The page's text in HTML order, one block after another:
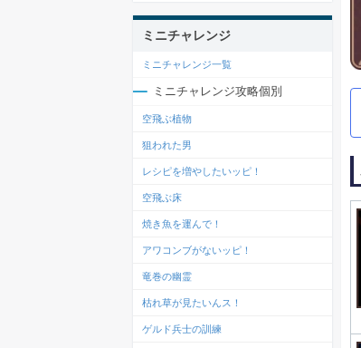
ミニチャレンジ
ミニチャレンジ一覧
ミニチャレンジ攻略個別
空飛ぶ植物
狙われた男
レシピを増やしたいッピ！
空飛ぶ床
焼き魚を運んで！
アワコンブがないッピ！
竜巻の幽霊
枯れ草が見たいんス！
ゲルド兵士の訓練